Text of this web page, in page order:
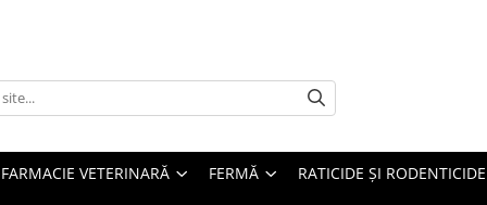
FARMACIE VETERINARĂ FERMĂ RATICIDE ȘI RODENTICIDE